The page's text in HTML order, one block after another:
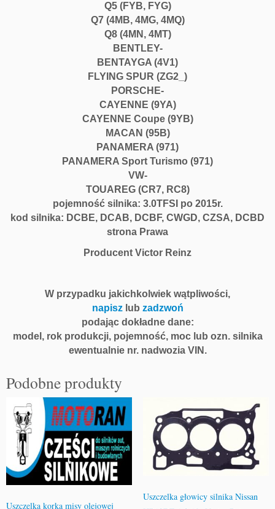
Q5 (FYB, FYG)
Q7 (4MB, 4MG, 4MQ)
Q8 (4MN, 4MT)
BENTLEY-
BENTAYGA (4V1)
FLYING SPUR (ZG2_)
PORSCHE-
CAYENNE (9YA)
CAYENNE Coupe (9YB)
MACAN (95B)
PANAMERA (971)
PANAMERA Sport Turismo (971)
VW-
TOUAREG (CR7, RC8)
pojemność silnika: 3.0TFSI po 2015r.
kod silnika: DCBE, DCAB, DCBF, CWGD, CZSA, DCBD
strona Prawa
Producent Victor Reinz
W przypadku jakichkolwiek wątpliwości,
napiszlub zadzwoń
podając dokładne dane:
model, rok produkcji, pojemność, moc lub ozn. silnika
ewentualnie nr. nadwozia VIN.
Podobne produkty
Uszczelka korka misy olejowej
Uszczelka głowicy silnika Nissan